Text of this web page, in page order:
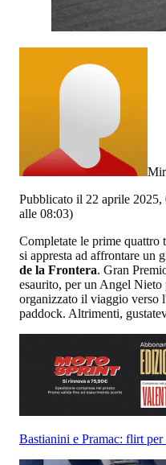
Pubblicato il 22 aprile 2025,
alle 08:03)
Completate le prime quattro
si appresta ad affrontare un
de la Frontera. Gran
esaurito, per un Angel Nieto
organizzato il viaggio verso
paddock. Altrimenti,
Bastianini e Pramac: flirt